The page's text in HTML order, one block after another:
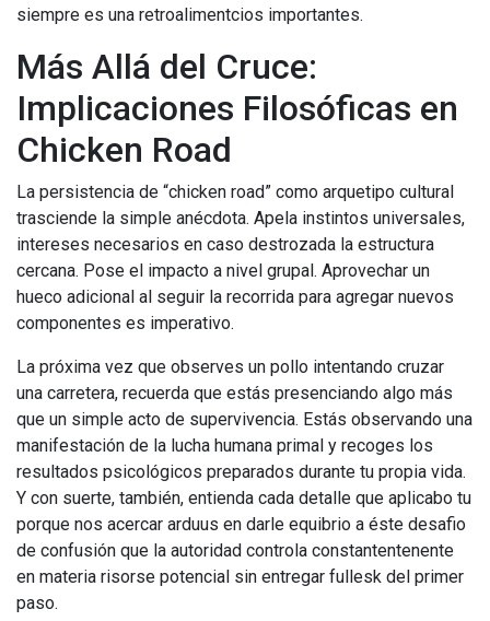
siempre es una retroalimentcios importantes.
Más Allá del Cruce:
Implicaciones Filosóficas en
Chicken Road
La persistencia de “chicken road” como arquetipo cultural
trasciende la simple anécdota. Apela instintos universales,
intereses necesarios en caso destrozada la estructura
cercana. Pose el impacto a nivel grupal. Aprovechar un
hueco adicional al seguir la recorrida para agregar nuevos
componentes es imperativo.
La próxima vez que observes un pollo intentando cruzar
una carretera, recuerda que estás presenciando algo más
que un simple acto de supervivencia. Estás observando una
manifestación de la lucha humana primal y recoges los
resultados psicológicos preparados durante tu propia vida.
Y con suerte, también, entienda cada detalle que aplicabo tu
porque nos acercar arduus en darle equibrio a éste desafio
de confusión que la autoridad controla constantentenente
en materia risorse potencial sin entregar fullesk del primer
paso.